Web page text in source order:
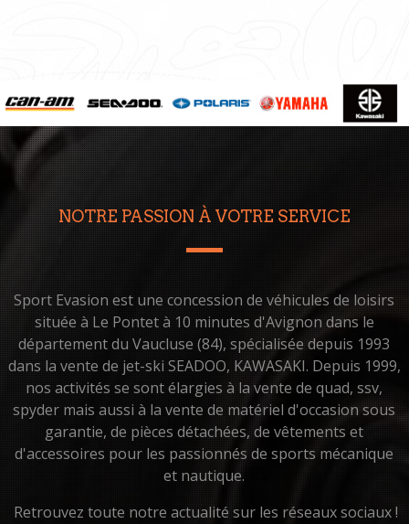
NOTRE PASSION À VOTRE SERVICE
Sport Evasion est une concession de véhicules de loisirs
située à Le Pontet à 10 minutes d'Avignon dans le
département du Vaucluse (84), spécialisée depuis 1993
dans la vente de jet-ski SEADOO, KAWASAKI. Depuis 1999,
nos activités se sont élargies à la vente de quad, ssv,
spyder mais aussi à la vente de matériel d'occasion sous
garantie, de pièces détachées, de vêtements et
d'accessoires pour les passionnés de sports mécanique
et nautique.
Retrouvez toute notre actualité sur les réseaux sociaux !